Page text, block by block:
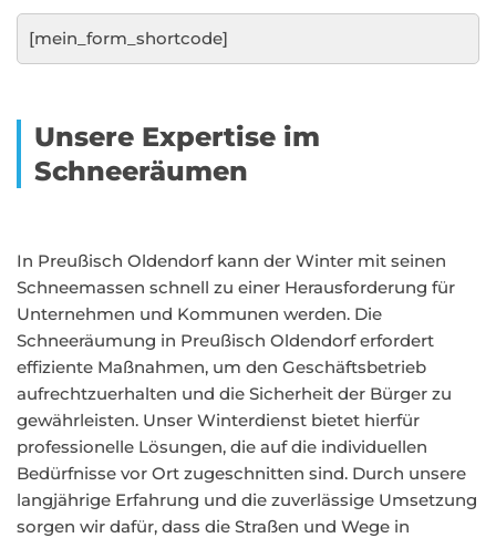
[mein_form_shortcode]
Unsere Expertise im
Schneeräumen
In Preußisch Oldendorf kann der Winter mit seinen
Schneemassen schnell zu einer Herausforderung für
Unternehmen und Kommunen werden. Die
Schneeräumung in Preußisch Oldendorf erfordert
effiziente Maßnahmen, um den Geschäftsbetrieb
aufrechtzuerhalten und die Sicherheit der Bürger zu
gewährleisten. Unser Winterdienst bietet hierfür
professionelle Lösungen, die auf die individuellen
Bedürfnisse vor Ort zugeschnitten sind. Durch unsere
langjährige Erfahrung und die zuverlässige Umsetzung
sorgen wir dafür, dass die Straßen und Wege in